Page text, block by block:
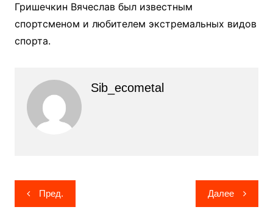
Гришечкин Вячеслав был известным
спортсменом и любителем экстремальных видов
спорта.
Sib_ecometal
Навигация
по
Пред. Далее